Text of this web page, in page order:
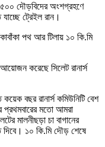
দৌড়বিদের অংশগ্রহণে
ট্রেইল রান।
পথ আর টিলায় ১০ কি.মি
করেছে সিলেট রানার্স
বছর রানার্স কমিউনিটি বেশ
মতো আমরা
মালনীছড়া চা বাগানের
১০ কি.মি দৌড় শেষে